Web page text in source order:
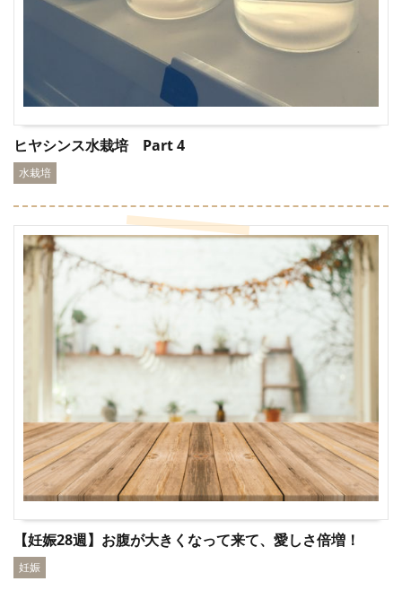
ヒヤシンス水栽培 Part 4
水栽培
【妊娠28週】お腹が大きくなって来て、愛しさ倍増！
妊娠